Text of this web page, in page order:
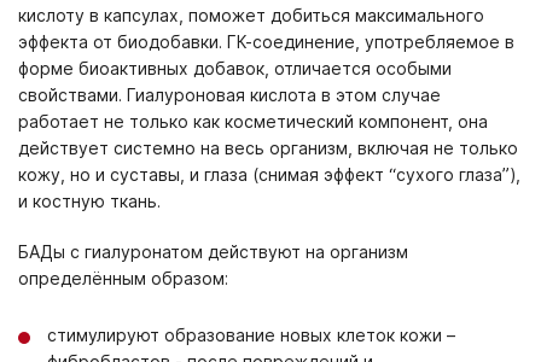
кислоту в капсулах, поможет добиться максимального
эффекта от биодобавки. ГК-соединение, употребляемое в
форме биоактивных добавок, отличается особыми
свойствами. Гиалуроновая кислота в этом случае
работает не только как косметический компонент, она
действует системно на весь организм, включая не только
кожу, но и суставы, и глаза (снимая эффект “сухого глаза”),
и костную ткань.
БАДы с гиалуронатом действуют на организм
определённым образом:
стимулируют образование новых клеток кожи –